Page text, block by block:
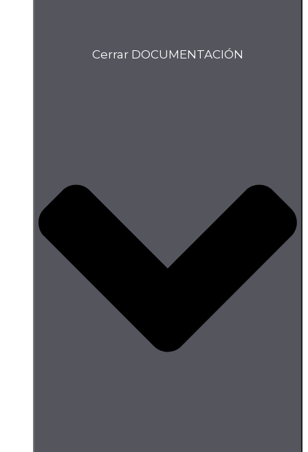
Cerrar DOCUMENTACIÓN